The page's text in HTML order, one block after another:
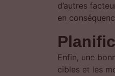
d’autres
en
Enfin, une
cibles et les